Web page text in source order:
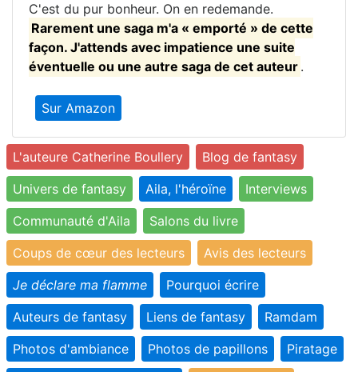
C'est du pur bonheur. On en redemande.
Rarement une saga m'a « emporté » de cette
façon. J'attends avec impatience une suite
éventuelle ou une autre saga de cet auteur .
Sur Amazon
L'auteure Catherine Boullery
Blog de fantasy
Univers de fantasy
Aila, l'héroïne
Interviews
Communauté d'Aila
Salons du livre
Coups de cœur des lecteurs
Avis des lecteurs
Je déclare ma flamme
Pourquoi écrire
Auteurs de fantasy
Liens de fantasy
Ramdam
Photos d'ambiance
Photos de papillons
Piratage